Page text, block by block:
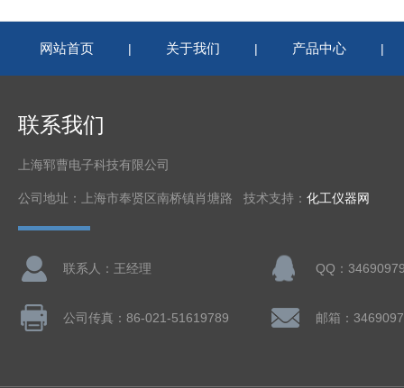
网站首页 | 关于我们 | 产品中心 |
联系我们
上海郓曹电子科技有限公司
公司地址：上海市奉贤区南桥镇肖塘路 技术支持： 化工仪器网
联系人：王经理 QQ：
公司传真：86-021-51619789 邮箱：